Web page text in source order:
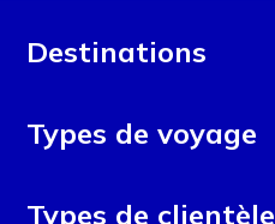
Destinations
Alicante
Types de voyage
Types de clientèle